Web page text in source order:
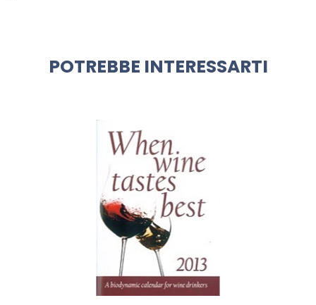
POTREBBE INTERESSARTI